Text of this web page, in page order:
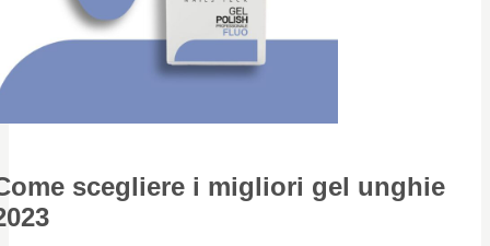
scegliere i migliori gel unghie